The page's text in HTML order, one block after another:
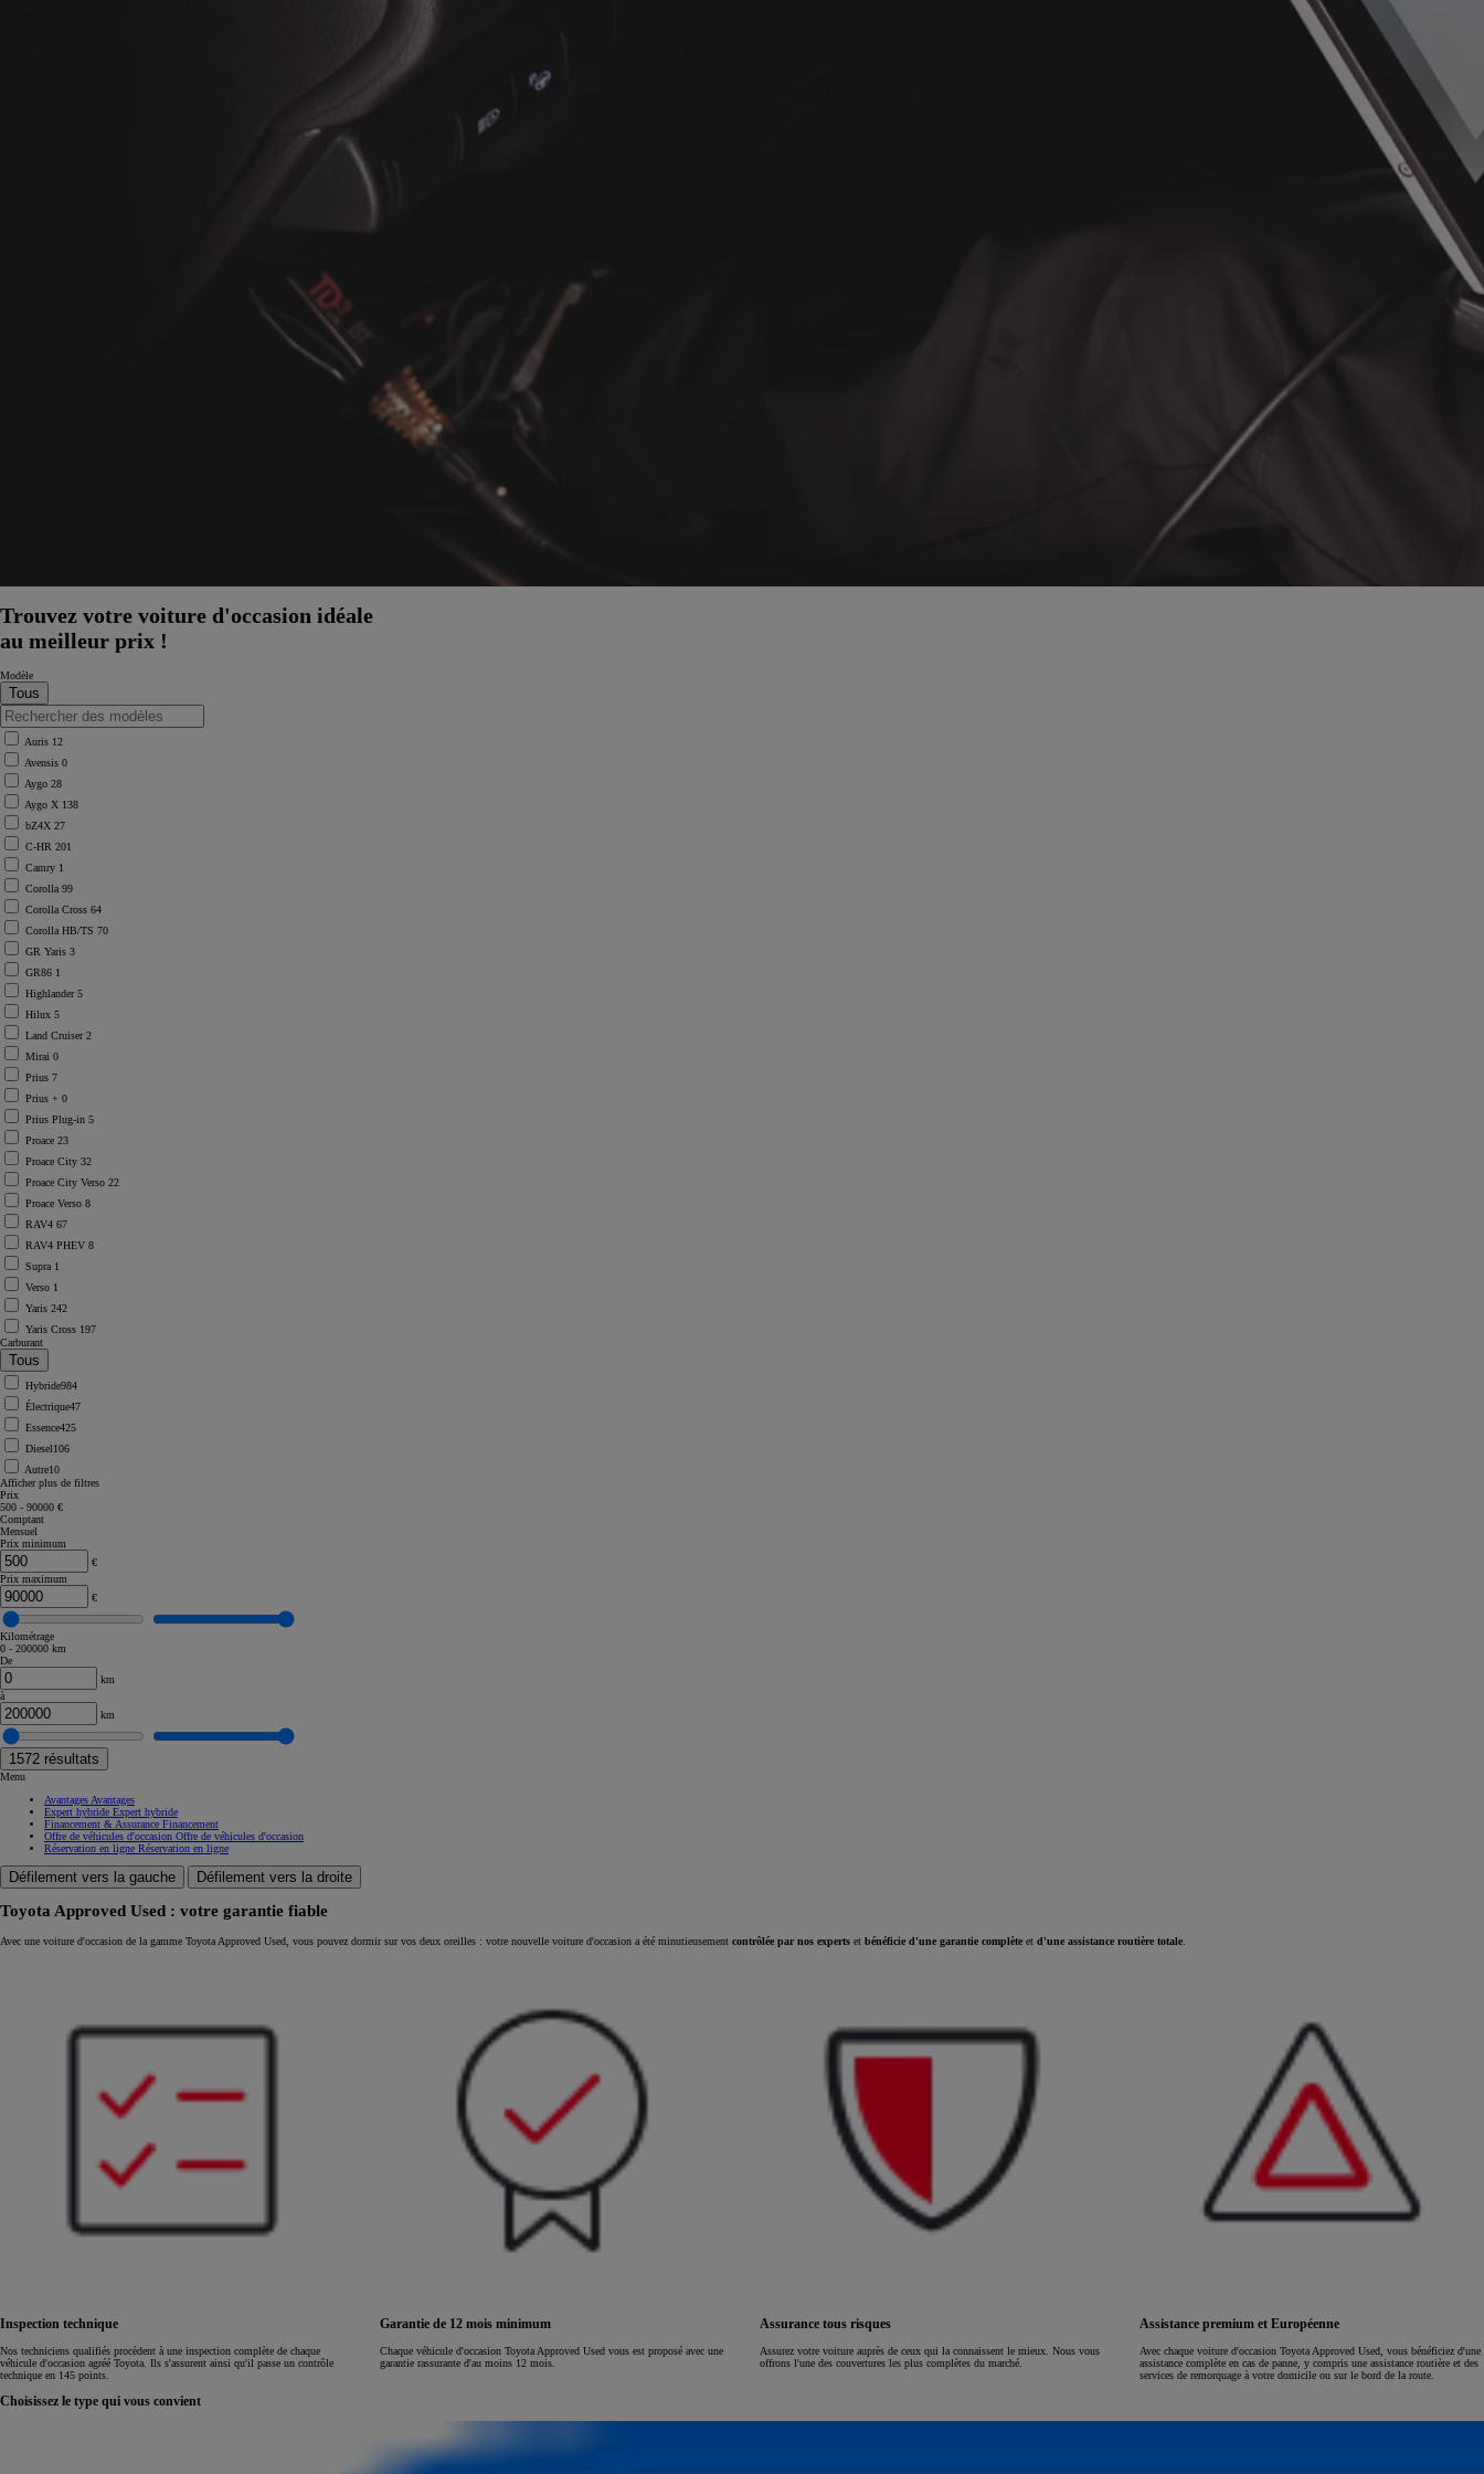
À partir de
ou financement à partir de
Corolla Touring Sports
À partir de
ÉLECTRIQUE
Trouvez votre voiture d'occasion idéale
au meilleur prix !
Modèle
Auris 12
Avensis 0
Aygo 28
Aygo X 138
bZ4X 27
C-HR 201
Camry 1
Corolla 99
Corolla Cross 64
Corolla HB/TS 70
GR Yaris 3
GR86 1
Highlander5
Hilux 5
Land Cruiser2
Mirai 0
Prius 7
Prius + 0
Prius Plug-in 5
Proace 23
Proace City 32
Proace City Verso 22
Proace Verso 8
RAV4 67
RAV4 PHEV 8
Supra 1
Verso 1
Yaris 242
Yaris Cross 197
Carburant
Hybride984
Électrique47
Essence425
Diesel106
Autre10
Afficher plus de filtres
Prix
500 - 90000 €
Comptant
Mensuel
Prix minimum
€
Prix maximum
€
Kilométrage
0 - 200000 km
De
km
à
km
1572 résultats
Menu
Avantages Avantages
Expert hybride Expert hybride
Financement & Assurance Financement
Offre de véhicules d'occasion Offre de véhicules d'occasion
Réservation en ligne Réservation en ligne
Défilement vers la gauche Défilement vers la droite
Toyota Approved Used : votre garantie fiable
Avec une voiture d'occasion de la gamme Toyota Approved Used, vous pouvez dormir sur vos deux oreilles : votre nouvelle voiture d'occasion a été minutieusement contrôlée par nos experts et bénéficie d'une garantie complète et d'une assistance routière totale
Inspection technique
Nos techniciens qualifiés procèdent à une inspection complète de chaque
véhicule d'occasion agréé Toyota. Ils s'assurent ainsi qu'il passe un contrôle
technique en 145 points.
Garantie de 12 mois minimum
Chaque véhicule d'occasion Toyota Approved Used vous est proposé avec une
garantie rassurante d'au moins 12 mois.
Assurance tous risques
Assurez votre voiture auprès de ceux qui la connaissent le mieux. Nous vous
offrons l'une des couvertures les plus complètes du marché.
Assistance premium et Européenne
Avec chaque voiture d'occasion Toyota Approved Used, vous bénéficiez d'une
assistance complète en cas de panne, y compris une assistance routière et des
services de remorquage à votre domicile ou sur le bord de la route.
Choisissez le type qui vous convient